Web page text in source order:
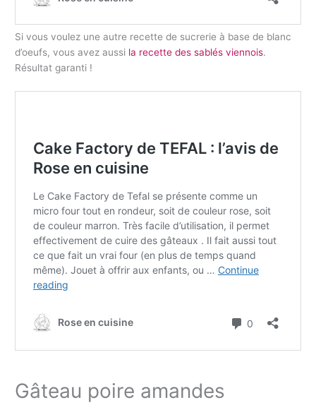
Si vous voulez une autre recette de sucrerie à base de blanc
d’oeufs, vous avez aussi la recette des sablés viennois.
Résultat garanti !
Gâteau poire amandes